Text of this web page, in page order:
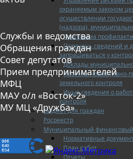
охраняемым законом
осуществлении
(надзора),
Программа
Перечень сведений и
запрашиваться у
Доклады
Проекты нормативно-
земельного контроля
Иные сведения о
контроля
Бюджет для граждан
Росреестр
Муниципальный финансовый
Нормативные
План работ
Отчеты
Службы и ведомства
Обращения граждан
Совет депутатов
Прием предпринимателей
МФЦ
МАУ о/л «Восток-2»
МУ МЦ «Дружба»